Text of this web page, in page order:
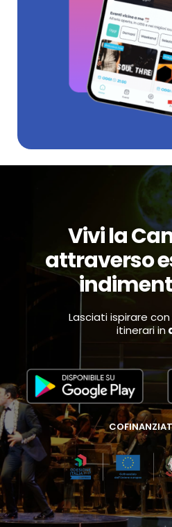
Vivi la
attraverso
Lasciati ispirare
itinerari in